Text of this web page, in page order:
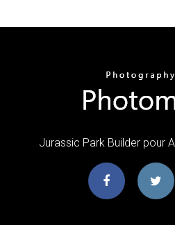
Jurassic Park Builder pour